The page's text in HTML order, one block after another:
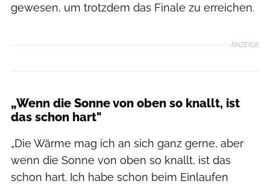
gewesen, um trotzdem das Finale zu erreichen.
ANZEIGE
„Wenn die Sonne von oben so knallt, ist
das schon hart"
„Die Wärme mag ich an sich ganz gerne, aber
wenn die Sonne von oben so knallt, ist das
schon hart. Ich habe schon beim Einlaufen